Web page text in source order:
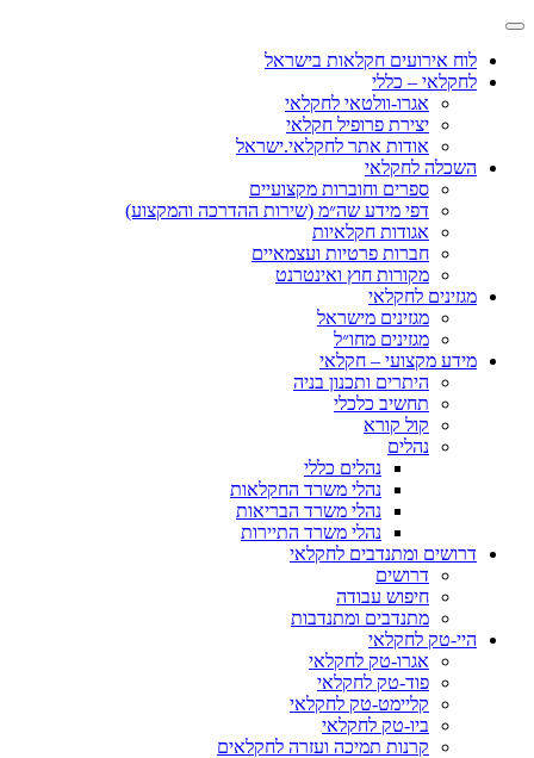
לוח אירועים חקלאות בישראל
לחקלאי – כללי
אגרו-וולטאי לחקלאי
יצירת פרופיל חקלאי
אודות אתר לחקלאי.ישראל
השכלה לחקלאי
ספרים וחוברות מקצועיים
דפי מידע שה״מ (שירות ההדרכה והמקצוע)
אגודות חקלאיות
חברות פרטיות ועצמאיים
מקורות חוץ ואינטרנט
מגזינים לחקלאי
מגזינים מישראל
מגזינים מחו״ל
מידע מקצועי – חקלאי
היתרים ותכנון בניה
תחשיב כלכלי
קול קורא
נהלים
נהלים כללי
נהלי משרד החקלאות
נהלי משרד הבריאות
נהלי משרד התיירות
דרושים ומתנדבים לחקלאי
דרושים
חיפוש עבודה
מתנדבים ומתנדבות
היי-טק לחקלאי
אגרו-טק לחקלאי
פוד-טק לחקלאי
קליימט-טק לחקלאי
ביו-טק לחקלאי
קרנות תמיכה ועזרה לחקלאים